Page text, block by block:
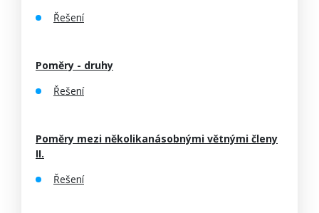
Řešení
Poměry - druhy
Řešení
Poměry mezi několikanásobnými větnými členy
II.
Řešení